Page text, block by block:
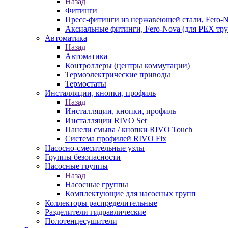
Фитинги
Пресс-фитинги из нержавеющей стали, Fero-
Аксиальные фитинги, Fero-Nova (для PEX
Автоматика
Назад
Автоматика
Контроллеры (центры коммутации)
Термоэлектрические приводы
Термостаты
Инсталляции, кнопки, профиль
Назад
Инсталляции, кнопки, профиль
Инсталляции RIVO Set
Панели смыва / кнопки RIVO Touch
Система профилей RIVO Fix
Насосно-смесительные узлы
Группы безопасности
Насосные группы
Назад
Насосные группы
Комплектующие для насосных групп
Коллекторы распределительные
Разделители гидравлические
Полотенцесушители